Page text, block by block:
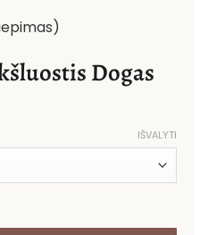
Dogas
IŠVALYTI
rankšluostis Dogas